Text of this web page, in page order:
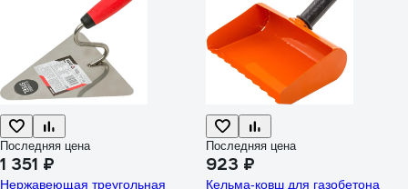
Последняя цена
1 351 ₽
Нержавеющая треугольная
Последняя цена
923 ₽
Кельма-ковш для газобетона